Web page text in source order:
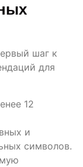
шаг к
для
12
и
символов.